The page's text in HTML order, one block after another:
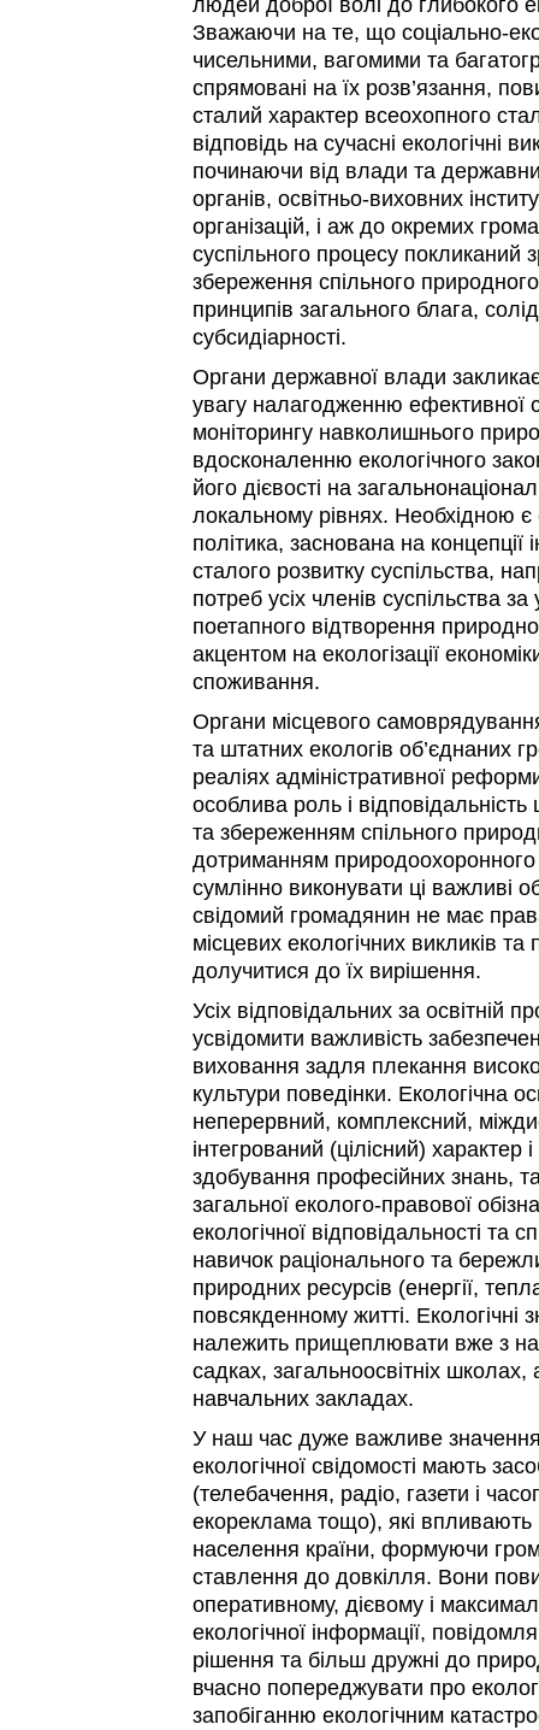
людей доброї волі до глибокого
Зважаючи на те, що соціально-
чисельними, вагомими та
спрямовані на їх розв’язання,
сталий характер всеохопного
відповідь на сучасні екологічні
починаючи від влади та
органів, освітньо-виховних
організацій, і аж до окремих
суспільного процесу покликаний
збереження спільного
принципів загального блага,
субсидіарності.
Органи державної влади
увагу налагодженню ефективної
моніторингу навколишнього
вдосконаленню екологічного
його дієвості на
локальному рівнях. Необхідною є
політика, заснована на концепції
сталого розвитку суспільства,
потреб усіх членів суспільства
поетапного відтворення
акцентом на екологізації
споживання.
Органи місцевого
та штатних екологів об’єднаних
реаліях адміністративної
особлива роль і
та збереженням спільного
дотриманням
сумлінно виконувати ці важливі
свідомий громадянин не має
місцевих екологічних викликів
долучитися до їх вирішення.
Усіх відповідальних за освітній
усвідомити важливість
виховання задля плекання
культури поведінки. Екологічна
неперервний, комплексний,
інтегрований (цілісний) характер
здобування професійних знань,
загальної еколого-правової
екологічної відповідальності та
навичок раціонального та
природних ресурсів (енергії,
повсякденному житті. Екологічні
належить прищеплювати вже з
садках, загальноосвітніх
навчальних закладах.
У наш час дуже важливе
екологічної свідомості мають
(телебачення, радіо, газети і
екореклама тощо), які впливають
населення країни, формуючи
ставлення до довкілля. Вони
оперативному, дієвому і
екологічної інформації,
рішення та більш дружні до
вчасно попереджувати про
запобіганню екологічним